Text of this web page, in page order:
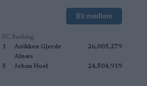
Bli medlem
SC Ranking
1
Anikken Gjerde
Alnæs
26,005,279
5 Johan Hoel 24,504,919